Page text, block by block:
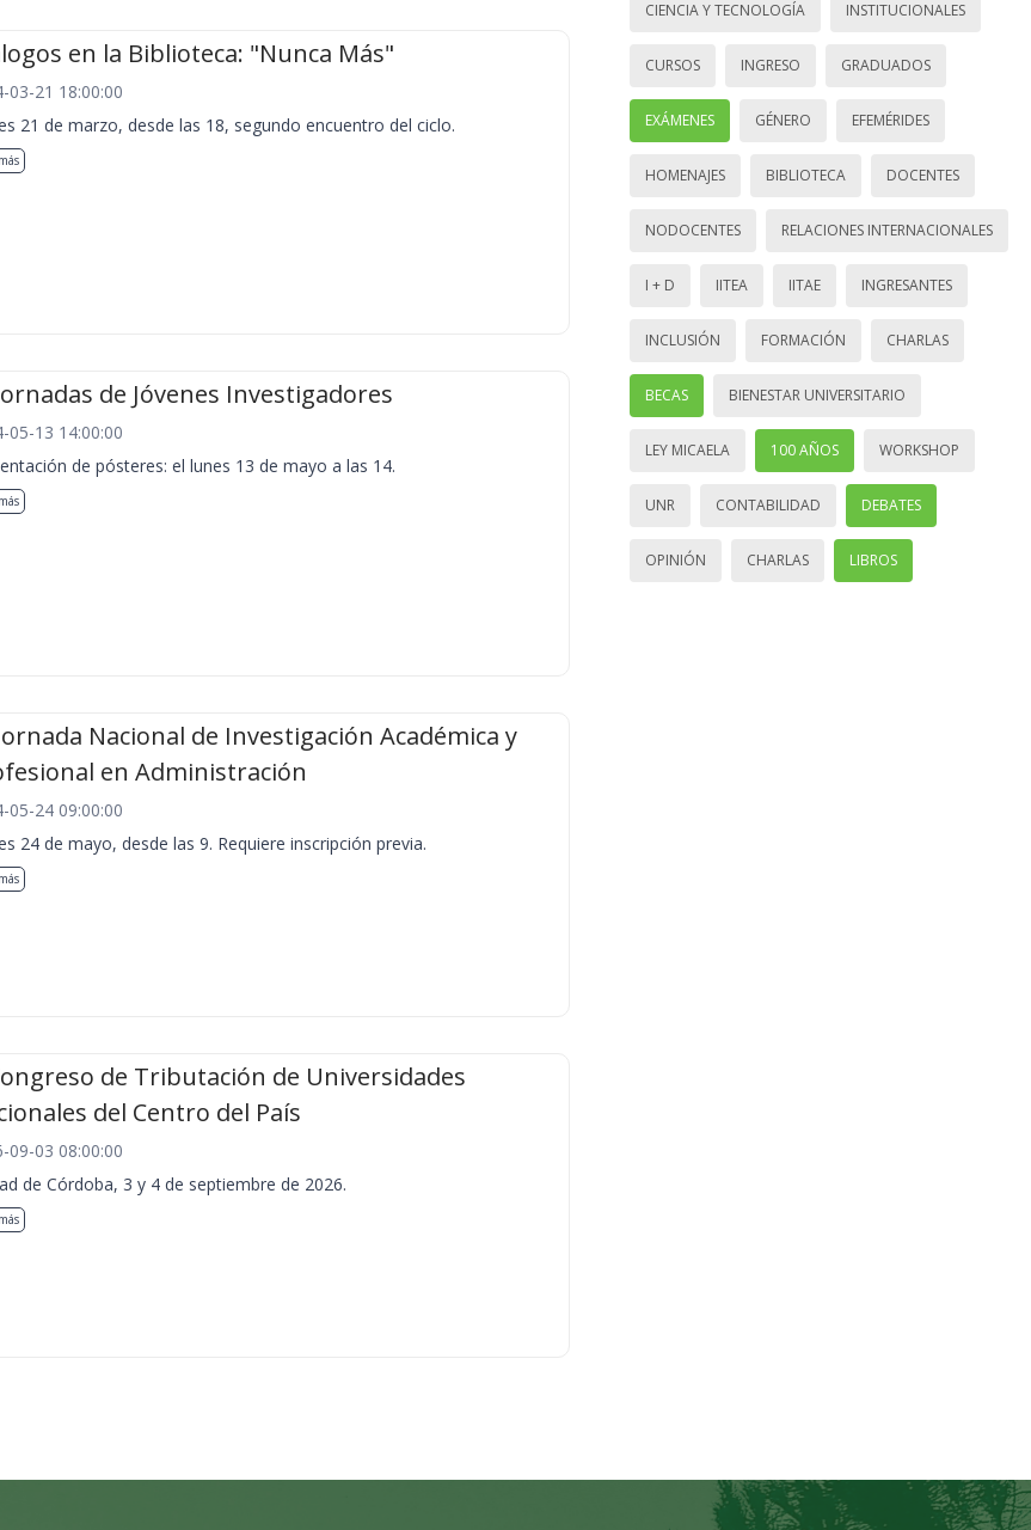
en la Biblioteca: "Nunca Más"
03-21 18:00:00
21 de marzo, desde las 18, segundo encuentro del ciclo.
de Jóvenes Investigadores
05-13 14:00:00
de pósteres: el lunes 13 de mayo a las 14.
Nacional de Investigación Académica y
en Administración
05-24 09:00:00
24 de mayo, desde las 9. Requiere inscripción previa.
de Tributación de Universidades
del Centro del País
09-03 08:00:00
de Córdoba, 3 y 4 de septiembre de 2026.
CIENCIA Y TECNOLOGÍA INSTITUCIONALES
CURSOS INGRESO GRADUADOS
EXÁMENES GÉNERO EFEMÉRIDES
HOMENAJES BIBLIOTECA DOCENTES
NODOCENTES RELACIONES INTERNACIONALES
I + D IITEA IITAE INGRESANTES
INCLUSIÓN FORMACIÓN CHARLAS
BECAS BIENESTAR UNIVERSITARIO
LEY MICAELA 100 AÑOS WORKSHOP
UNR CONTABILIDAD DEBATES
OPINIÓN CHARLAS LIBROS